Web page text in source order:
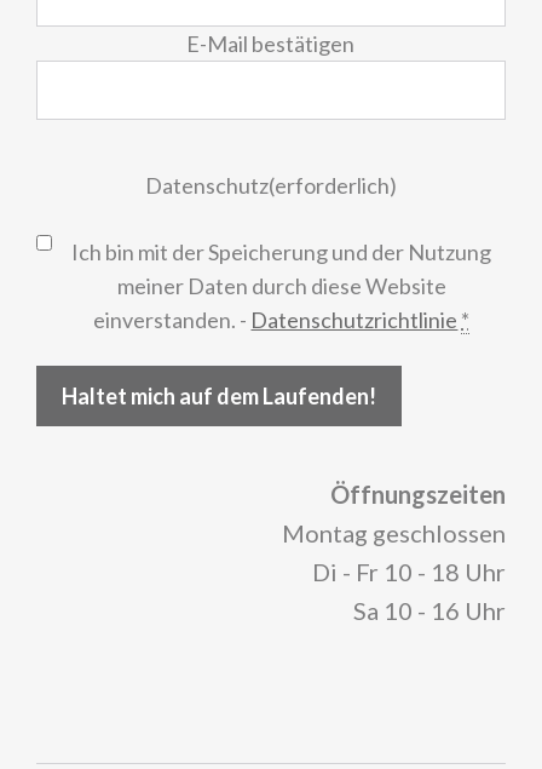
E-Mail bestätigen
Datenschutz(erforderlich)
Ich bin mit der Speicherung und der Nutzung
meiner Daten durch diese Website
einverstanden. - Datenschutzrichtlinie *
Haltet mich auf dem Laufenden!
Öffnungszeiten
Montag geschlossen
Di - Fr 10 - 18 Uhr
Sa 10 - 16 Uhr